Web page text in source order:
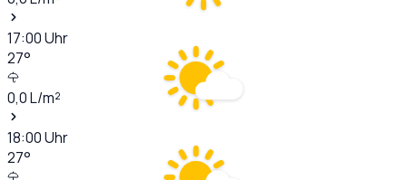
17:00Uhr
27°
0,0L/m²
18:00Uhr
27°